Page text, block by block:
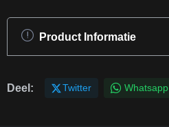
Product Informatie
Deel: Twitter Whatsapp